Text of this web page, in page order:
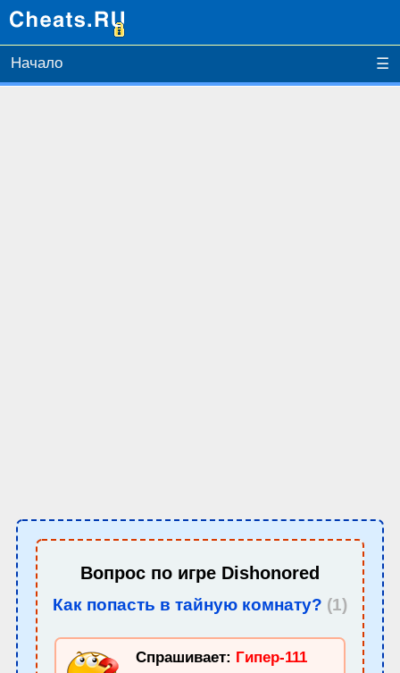
Начало ☰
Вопрос по игре Dishonored
Как попасть в тайную комнату? (1)
Спрашивает: Гипер-111